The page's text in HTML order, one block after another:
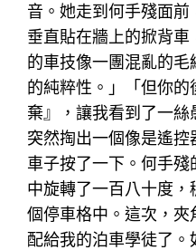
音。她走到何手殘面
垂直貼在牆上的掀背
的車技像一團混亂的
的純粹性。」「但你
棄』，讓我看到了一
突然掏出一個像是遙
車子按了一下。何手
中旋轉了一百八十度
個停車格中。這次，
配給我的泊車學徒了